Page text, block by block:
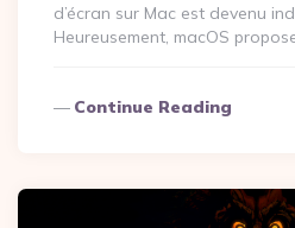
d’écran sur Mac est devenu
Heureusement, macOS
Continue Reading